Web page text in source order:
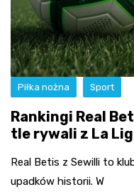
Piłka nożna Sport
Rankingi Real
tle rywali z La
Real Betis z Sewilli to
upadków historii. W